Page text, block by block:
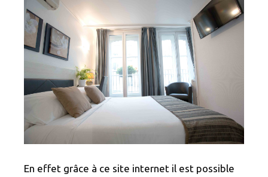
En effet grâce à ce site internet il est possible